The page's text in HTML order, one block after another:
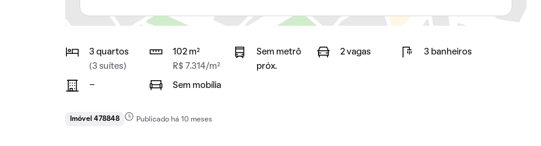
3 quartos
(3 suítes)
102 m²
R$ 7.314/m²
Sem metrô
próx.
2 vagas 3 banheiros
- Sem mobília
Imóvel 478848 Publicado há 10 meses